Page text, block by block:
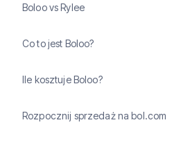
Boloo vs Rylee
Co to jest Boloo?
Ile kosztuje Boloo?
Rozpocznij sprzedaż na bol.com